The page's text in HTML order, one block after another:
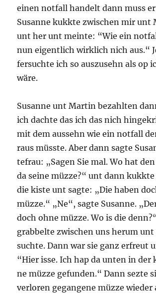
einen notfall handelt dann muss
Susanne kukkte zwischen mir unt
unt her unt meinte: “Wie ein
nun eigentlich wirklich nich aus.“
fersuchte ich so auszusehn als op
wäre.
Susanne unt Martin bezahlten
ich dachte das ich das nich
mit dem aussehn wie ein notfall
raus müsste. Aber dann sagte
tefrau: „Sagen Sie mal. Wo hat
da seine müzze?“ unt dann
die kiste unt sagte: „Die haben
müzze.“ „Ne“, sagte Susanne.
doch ohne müzze. Wo is die
grabbelte zwischen uns herum
suchte. Dann war sie ganz erfreut
“Hier isse. Ich hap da unten in der
ne müzze gefunden.“ Dann sezte
verloren gegangene müzze wieder